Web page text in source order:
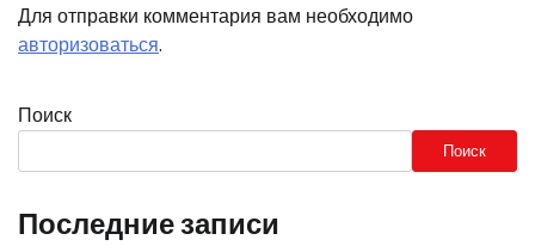
Для отправки комментария вам необходимо
авторизоваться.
Поиск
Поиск
Последние записи